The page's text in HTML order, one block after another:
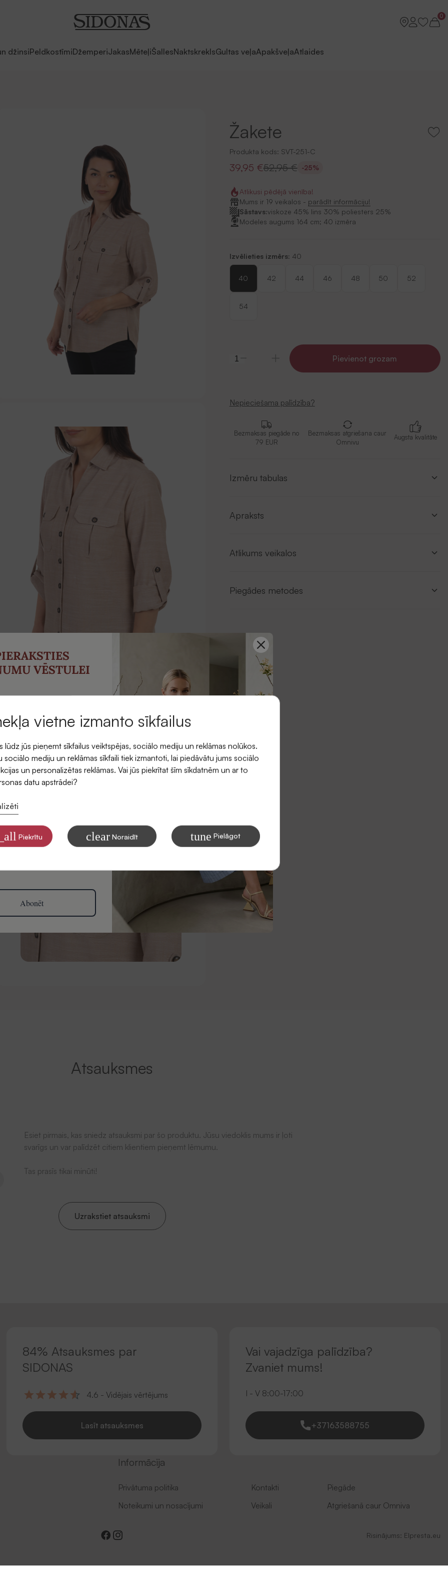
0
džinsiPeldkostīmiDžemperiJakasMēteļiŠallesNaktskreklsGultas veļaApakšveļaAtlaides
Žakete
Produkta kods: SVT-251-C
39,95 €52,95 € -25%
Atlikusi pēdējā vienība!
Mums ir 19 veikalos - parādīt informāciju!
Sāstavs:viskoze 45% lins 30% poliesters 25%
Modeles augums 164 cm; 40 izmēra
Izvēlieties izmērs: 40
40 42 44 46 48 50 52
54
Pievienot grozam
Nepieciešama palīdzība?
Bezmaksas piegāde no
79 EUR
Bezmaksas atgriešana caur
Omnivu
Augsta kvalitāte
Izmēru tabulas
Apraksts
Atlikums veikalos
Piegādes metodes
Atsauksmes
Esiet pirmais, kas sniedz atsauksmi par šo produktu. Jūsu viedoklis mums ir ļoti
svarīgs un var palīdzēt citiem klientiem pieņemt lēmumu.
Tas prasīs tikai minūti!
Uzrakstiet atsauksmi
84% Atsauksmes par
SIDONAS
4.6 - Vidējais vērtējums
Lasīt atsauksmes
Vai vajadzīga palīdzība?
Zvaniet mums!
I - V 8:00-17:00
+37163588755
Informācija
Privātuma politika Kontakti
Piegāde
Noteikumi un nosacījumi
Veikali Atgriešanā caur Omniva
Risinājums: Elpresta.eu
VĒSTULEI
saņemt SIDONAS
to, kā apstrādājam Jūsu
Abonēt
vietne izmanto sīkfailus
lūdz jūs pieņemt sīkfailus veiktspējas, sociālo mediju un reklāmas nolūkos.
sociālo mediju un reklāmas sīkfaili tiek izmantoti, lai piedāvātu jums sociālo
un personalizētas reklāmas. Vai jūs piekrītat šīm sīkdatnēm un ar to
datu apstrādei?
Piekrītu clear Noraidīt tune Pielāgot